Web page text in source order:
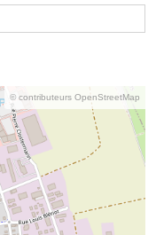
© contributeurs OpenStreetMap